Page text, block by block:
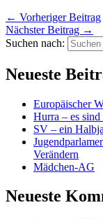
← Vorheriger Beitrag
Nächster Beitrag →
Suchen nach:
Neueste
Europäischer
Hurra – es
SV – ein
Verändern
Mädchen-AG
Neueste